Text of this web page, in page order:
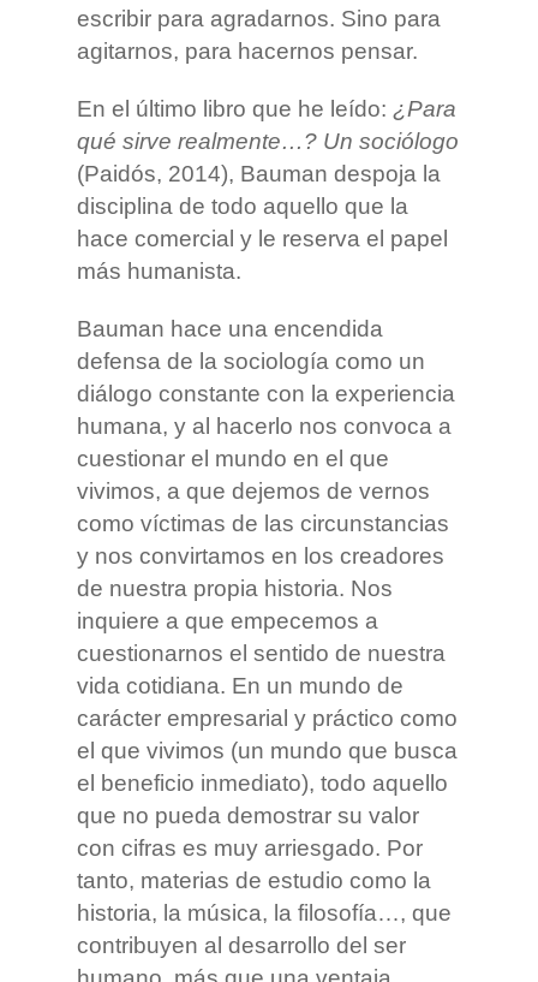
escribir para agradarnos. Sino para
agitarnos, para hacernos pensar.
En el último libro que he leído: ¿Para
qué sirve realmente…? Un sociólogo
(Paidós, 2014), Bauman despoja la
disciplina de todo aquello que la
hace comercial y le reserva el papel
más humanista.
Bauman hace una encendida
defensa de la sociología como un
diálogo constante con la experiencia
humana, y al hacerlo nos convoca a
cuestionar el mundo en el que
vivimos, a que dejemos de vernos
como víctimas de las circunstancias
y nos convirtamos en los creadores
de nuestra propia historia. Nos
inquiere a que empecemos a
cuestionarnos el sentido de nuestra
vida cotidiana. En un mundo de
carácter empresarial y práctico como
el que vivimos (un mundo que busca
el beneficio inmediato), todo aquello
que no pueda demostrar su valor
con cifras es muy arriesgado. Por
tanto, materias de estudio como la
historia, la música, la filosofía…, que
contribuyen al desarrollo del ser